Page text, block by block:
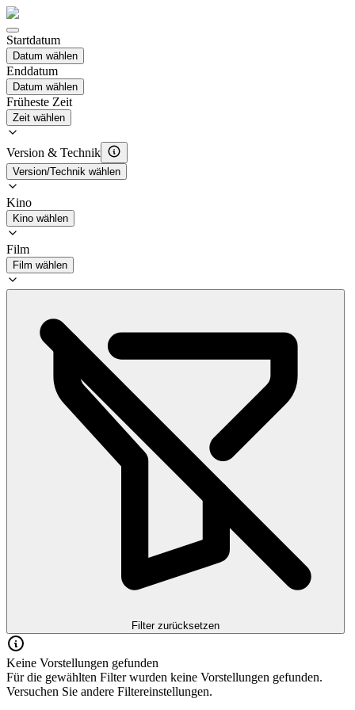
Startdatum
Datum wählen
Enddatum
Datum wählen
Früheste Zeit
Zeit wählen
Version & Technik
Version/Technik wählen
Kino
Kino wählen
Film
Film wählen
Filter zurücksetzen
Keine Vorstellungen gefunden
Für die gewählten Filter wurden keine Vorstellungen gefunden.
Versuchen Sie andere Filtereinstellungen.